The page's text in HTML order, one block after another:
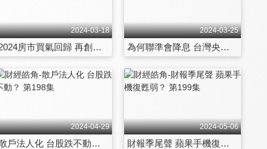
2024-03-18
2024房市買氣回歸 再創新高價？ 第192集
2024-03-25
為何聯準會降息 台灣央行卻升息？ 第193集
2024-04-29
散戶法人化 台股跌不動？ 第198集
2024-05-06
財報季尾聲 蘋果手機復甦弱？ 第199集